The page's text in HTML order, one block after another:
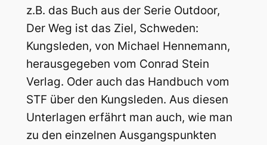
z.B. das Buch aus der Serie Outdoor,
Der Weg ist das Ziel, Schweden:
Kungsleden, von Michael Hennemann,
herausgegeben vom Conrad Stein
Verlag. Oder auch das Handbuch vom
STF über den Kungsleden. Aus diesen
Unterlagen erfährt man auch, wie man
zu den einzelnen Ausgangspunkten